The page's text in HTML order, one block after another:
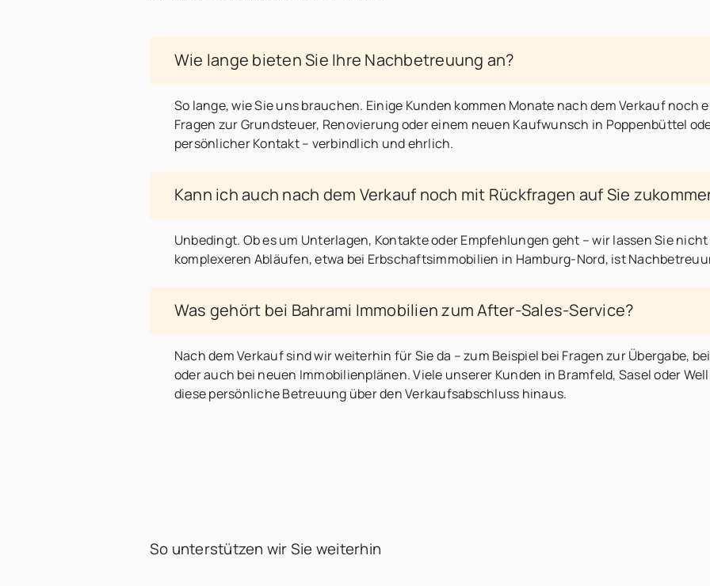
Wie lange bieten Sie Ihre Nachbetreuung an?
So lange, wie Sie uns brauchen. Einige Kunden kommen Monate nach dem Verkauf noch
Fragen zur Grundsteuer, Renovierung oder einem neuen Kaufwunsch in Poppenbüttel
persönlicher Kontakt – verbindlich und ehrlich.
Kann ich auch nach dem Verkauf noch mit Rückfragen auf Sie
Unbedingt. Ob es um Unterlagen, Kontakte oder Empfehlungen geht – wir lassen Sie
komplexeren Abläufen, etwa bei Erbschaftsimmobilien in Hamburg-Nord, ist
Was gehört bei Bahrami Immobilien zum After-Sales-Service?
Nach dem Verkauf sind wir weiterhin für Sie da – zum Beispiel bei Fragen zur Übergabe,
oder auch bei neuen Immobilienplänen. Viele unserer Kunden in Bramfeld, Sasel oder
diese persönliche Betreuung über den Verkaufsabschluss hinaus.
So unterstützen wir Sie weiterhin